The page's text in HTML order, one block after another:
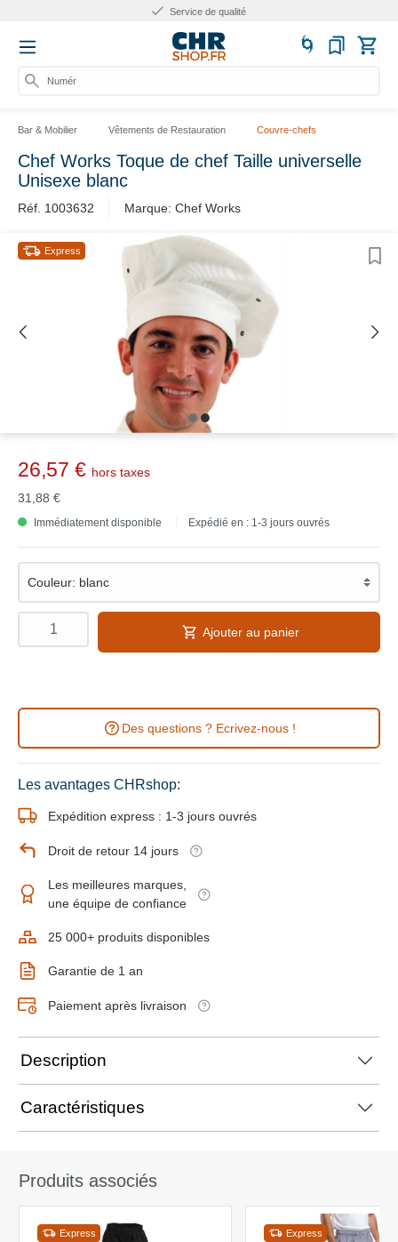
Service de qualité
Numéro
Bar & Mobilier Vêtements de Restauration Couvre-chefs
Chef Works Toque de chef Taille universelle
Unisexe blanc
Réf. 1003632 Marque: Chef Works
Express
26,57 € hors taxes
31,88 €
Immédiatement disponible Expédié en : 1-3 jours ouvrés
Ajouter au panier
Des questions ? Ecrivez-nous !
Les avantages CHRshop:
Expédition express : 1-3 jours ouvrés
Droit de retour 14 jours
Les meilleures marques,
une équipe de confiance
25 000+ produits disponibles
Garantie de 1 an
Paiement après livraison
Description
Caractéristiques
Produits associés
Express Express